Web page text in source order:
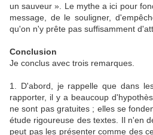
un sauveur ». Le mythe a ici pour
message, de le souligner,
qu'on n'y prête pas suffisamment
Conclusion
Je conclus avec trois remarques.
1. D'abord, je rappelle que dans
rapporter, il y a beaucoup
ne sont pas gratuites ; elles se
étude rigoureuse des textes. Il n'en
peut pas les présenter comme des